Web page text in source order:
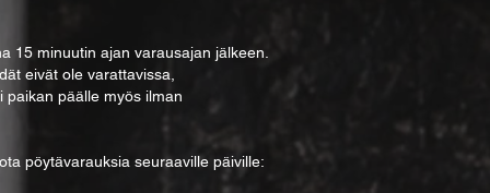
15 minuutin ajan varausajan jälkeen.
eivät ole varattavissa,
päälle myös ilman
pöytävarauksia seuraaville päiville: